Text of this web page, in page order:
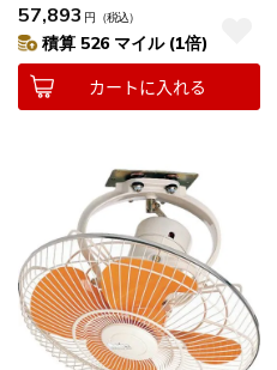
57,893 円 （税込）
積算 526 マイル (1倍)
カートに入れる